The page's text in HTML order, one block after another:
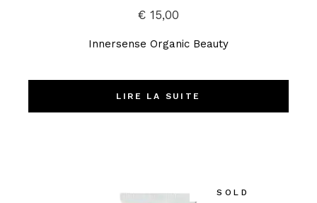
€ 15,00
Innersense Organic Beauty
LIRE LA SUITE
SOLD